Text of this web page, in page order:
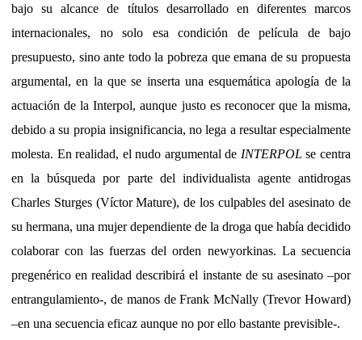
bajo su alcance de títulos desarrollado en diferentes marcos
internacionales, no solo esa condición de película de bajo
presupuesto, sino ante todo la pobreza que emana de su propuesta
argumental, en la que se inserta una esquemática apología de la
actuación de la Interpol, aunque justo es reconocer que la misma,
debido a su propia insignificancia, no lega a resultar especialmente
molesta. En realidad, el nudo argumental de INTERPOL se centra
en la búsqueda por parte del individualista agente antidrogas
Charles Sturges (Víctor Mature), de los culpables del asesinato de
su hermana, una mujer dependiente de la droga que había decidido
colaborar con las fuerzas del orden newyorkinas. La secuencia
pregenérico en realidad describirá el instante de su asesinato –por
entrangulamiento-, de manos de Frank McNally (Trevor Howard)
–en una secuencia eficaz aunque no por ello bastante previsible-.